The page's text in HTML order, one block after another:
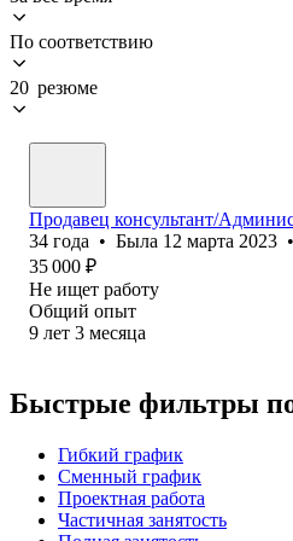
По соответствию
20 резюме
Продавец консультант/
34 года • Была 12 марта 2023 •
35 000 ₽
Не ищет работу
Общий опыт
9 лет 3 месяца
Быстрые фильтры
Гибкий график
Сменный график
Проектная работа
Частичная занятость